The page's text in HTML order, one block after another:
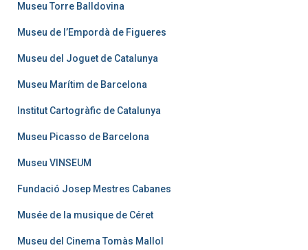
Museu Torre Balldovina
Museu de l’Empordà de Figueres
Museu del Joguet de Catalunya
Museu Marítim de Barcelona
Institut Cartogràfic de Catalunya
Museu Picasso de Barcelona
Museu VINSEUM
Fundació Josep Mestres Cabanes
Musée de la musique de Céret
Museu del Cinema Tomàs Mallol